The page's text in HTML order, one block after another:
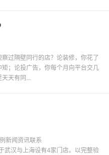
过隔壁同行的店？论装修，你花了
；论投广告，你每个月向平台交几
天有同...
新闻资讯联系
武汉与上海设有4家门店。以完整验